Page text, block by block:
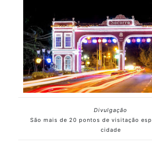
Divulgação
São mais de 20 pontos de visitação
cidade